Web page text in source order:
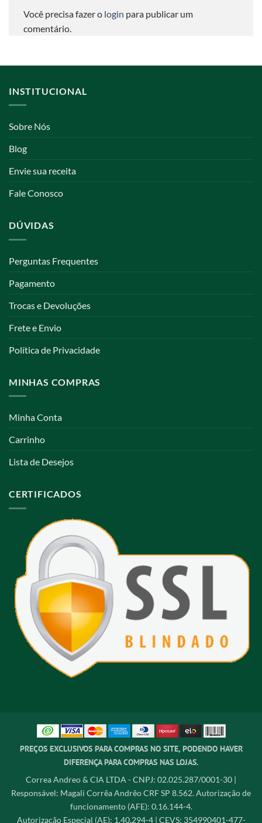
Você precisa fazer o login para publicar um
comentário.
INSTITUCIONAL
Sobre Nós
Blog
Envie sua receita
Fale Conosco
DÚVIDAS
Perguntas Frequentes
Pagamento
Trocas e Devoluções
Frete e Envio
Política de Privacidade
MINHAS COMPRAS
Minha Conta
Carrinho
Lista de Desejos
CERTIFICADOS
PREÇOS EXCLUSIVOS PARA COMPRAS NO SITE, PODENDO HAVER
DIFERENÇA PARA COMPRAS NAS LOJAS.
Correa Andreo & CIA LTDA - CNPJ: 02.025.287/0001-30 |
Responsável: Magali Corrêa Andrêo CRF SP 8.562. Autorização de
funcionamento (AFE): 0.16.144-4.
Autorização Especial (AE): 1.40.294-4 | CEVS: 354990401-477-